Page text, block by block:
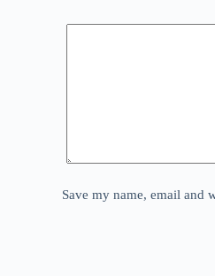
Save my name, email and